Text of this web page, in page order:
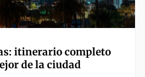
itinerario completo
de la ciudad